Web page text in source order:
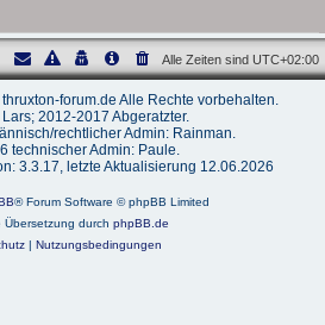
Alle Zeiten sind UTC+02:00
forum.de Alle Rechte vorbehalten.
2012-2017 Abgeratzter.
rechtlicher Admin: Rainman.
technischer Admin: Paule.
3.3.17, letzte Aktualisierung 12.06.2026
® Forum Software © phpBB Limited
Übersetzung durch phpBB.de
| Nutzungsbedingungen